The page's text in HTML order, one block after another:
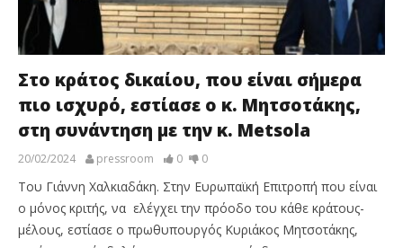
Στο κράτος δικαίου, που είναι σήμερα
πιο ισχυρό, εστίασε ο κ. Μητσοτάκης,
στη συνάντηση με την κ. Metsola
20/02/2024 pressroom 0 0
Του Γιάννη Χαλκιαδάκη. Στην Ευρωπαϊκή Επιτροπή που είναι
ο μόνος κριτής, να ελέγχει την πρόοδο του κάθε κράτους-
μέλους, εστίασε ο πρωθυπουργός Κυριάκος Μητσοτάκης,